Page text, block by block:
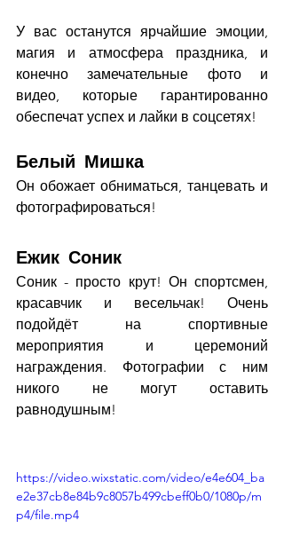
У вас останутся ярчайшие эмоции,
магия и атмосфера праздника, и
конечно замечательные фото и
видео, которые гарантированно
обеспечат успех и лайки в соцсетях!
Белый Мишка
Он обожает обниматься, танцевать и
фотографироваться!
Ежик Соник
Соник - просто крут! Он спортсмен,
красавчик и весельчак! Очень
подойдёт на спортивные
мероприятия и церемоний
награждения. Фотографии с ним
никого не могут оставить
равнодушным!
https://video.wixstatic.com/video/e4e604_ba
e2e37cb8e84b9c8057b499cbeff0b0/1080p/m
p4/file.mp4